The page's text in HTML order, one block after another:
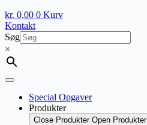
kr. 0,00 0 Kurv
Kontakt
Søg
×
Special Opgaver
Produkter
Close Produkter Open Produkter